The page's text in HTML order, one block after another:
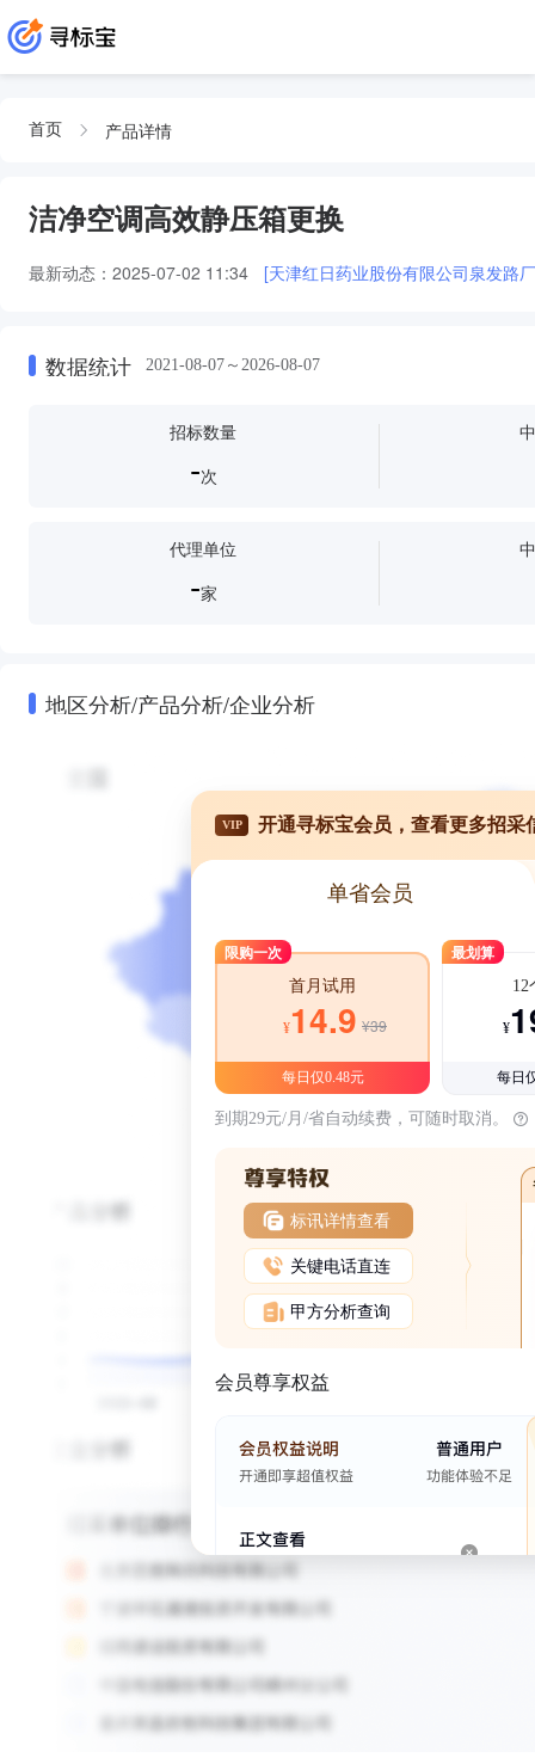
首页 产品详情
洁净空调高效静压箱更换
最新动态： 2025-07-02 11:34 [天津红日药业股份有限公司泉发路
数据统计 2021-08-07～2026-08-07
招标数量
-次
代理单位
-家
地区分析/产品分析/企业分析
VIP 开通寻标宝会员，查看更多招采
单省会员
限购一次
首月试用
¥14.9 ¥39
每日仅0.48元
最划算
12
¥
每日
到期29元/月/省自动续费，可随时取消。
标讯详情查看
关键电话直连
甲方分析查询
会员尊享权益